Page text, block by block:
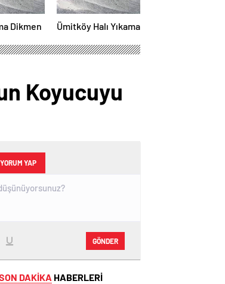
Dikmen Ümitköy Halı Yıkama
Koyucuyu
YAP
GÖNDER
DAKİKA HABERLERİ